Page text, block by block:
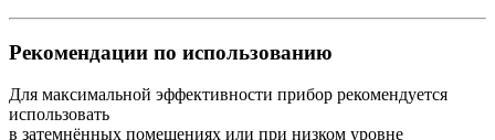
Рекомендации по использованию
Для максимальной эффективности прибор рекомендуется
использовать
в затемнённых помещениях или при низком уровне